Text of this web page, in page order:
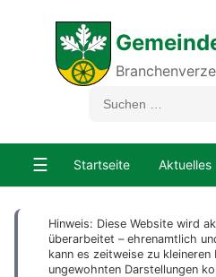
☰ Startseite Aktuelles
Hinweis: Diese Website wird
überarbeitet – ehrenamtlich
kann es zeitweise zu
ungewohnten Darstellungen